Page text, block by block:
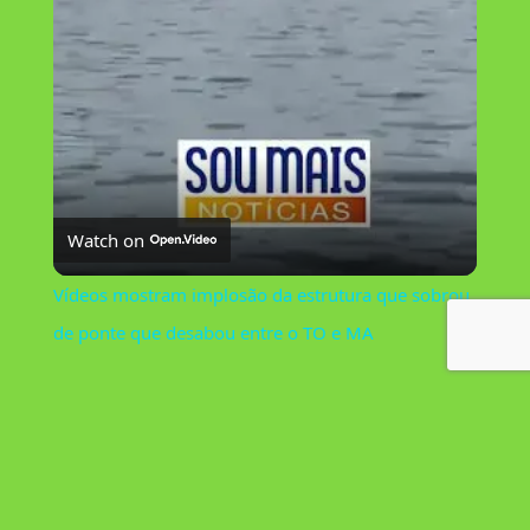
a
y
V
i
Watch on
Vídeos mostram implosão da estrutura que sobrou
de ponte que desabou entre o TO e MA